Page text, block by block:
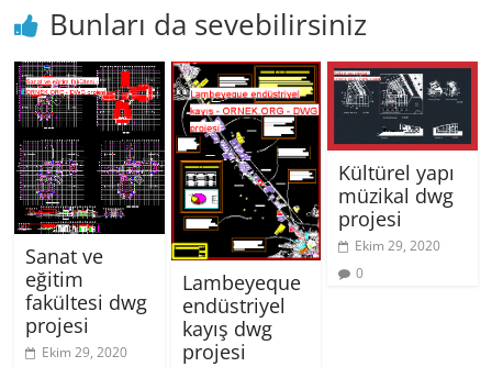
Bunları da sevebilirsiniz
Sanat ve
eğitim
fakültesi dwg
projesi
Ekim 29, 2020
Lambeyeque
endüstriyel
kayış dwg
projesi
Kültürel yapı
müzikal dwg
projesi
Ekim 29, 2020
0